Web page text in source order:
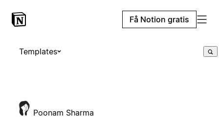
Få Notion gratis
Templates
Poonam Sharma